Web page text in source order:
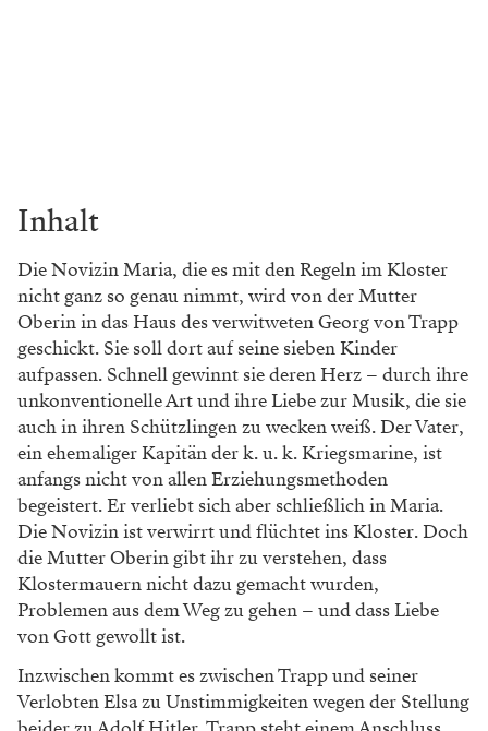
Inhalt
Die Novizin Maria, die es mit den Regeln im Kloster
nicht ganz so genau nimmt, wird von der Mutter
Oberin in das Haus des verwitweten Georg von Trapp
geschickt. Sie soll dort auf seine sieben Kinder
aufpassen. Schnell gewinnt sie deren Herz – durch ihre
unkonventionelle Art und ihre Liebe zur Musik, die sie
auch in ihren Schützlingen zu wecken weiß. Der Vater,
ein ehemaliger Kapitän der k. u. k. Kriegsmarine, ist
anfangs nicht von allen Erziehungsmethoden
begeistert. Er verliebt sich aber schließlich in Maria.
Die Novizin ist verwirrt und flüchtet ins Kloster. Doch
die Mutter Oberin gibt ihr zu verstehen, dass
Klostermauern nicht dazu gemacht wurden,
Problemen aus dem Weg zu gehen – und dass Liebe
von Gott gewollt ist.
Inzwischen kommt es zwischen Trapp und seiner
Verlobten Elsa zu Unstimmigkeiten wegen der Stellung